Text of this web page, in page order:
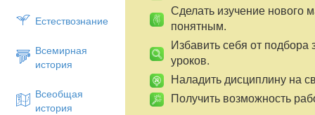
Естествознание
Всемирная
история
Всеобщая
история
Сделать изучение нового
понятным.
Избавить себя от подбора
уроков.
Наладить дисциплину на
Получить возможность